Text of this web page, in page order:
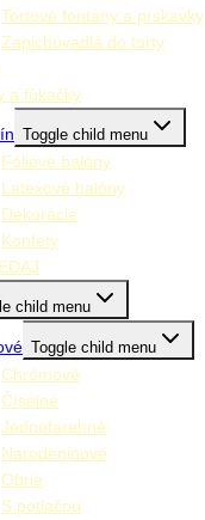
Tortové fontány a prskavky
Zapichovadlá do torty
a fúkačky
Toggle child menu
Fóliové balóny
Latexové balóny
Dekorácie
Konfety
child menu
Toggle child menu
Chrómové
Číselné
Jednofarebné
Narodeninové
Obrie
S potlačou